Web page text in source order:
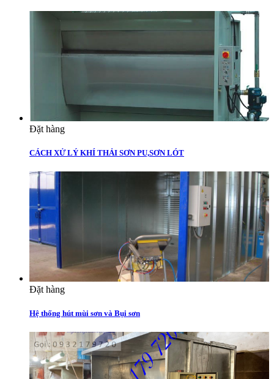
Đặt hàng
CÁCH XỬ LÝ KHÍ THẢI SƠN PU,SƠN LÓT
Đặt hàng
Hệ thống hút mùi sơn và Bụi sơn